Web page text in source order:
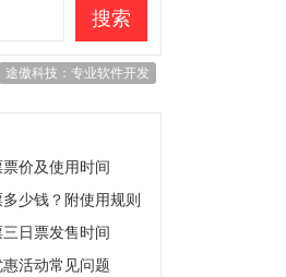
搜索
途傲科技：专业软件开发
价及使用时间
少钱？附使用规则
日票发售时间
活动常见问题